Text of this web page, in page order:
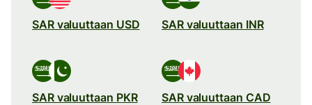
SAR valuuttaan USD SAR valuuttaan INR
SAR valuuttaan PKR SAR valuuttaan CAD